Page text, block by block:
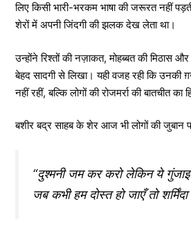
लिए किसी भारी-भरकम भाषा की जरूरत नहीं
शेरों में अपनी जिंदगी की झलक देख लेता था।
उन्होंने रिश्तों की नज़ाकत, मोहब्बत की मिठास
बेहद सादगी से लिखा। यही वजह रही कि उनकी
नहीं रहीं, बल्कि लोगों की रोजमर्रा की बातचीत का
बशीर बद्र साहब के शेर आज भी लोगों की जुबान
“दुश्मनी जम कर करो लेकिन ये
जब कभी हम दोस्त हो जाएँ तो